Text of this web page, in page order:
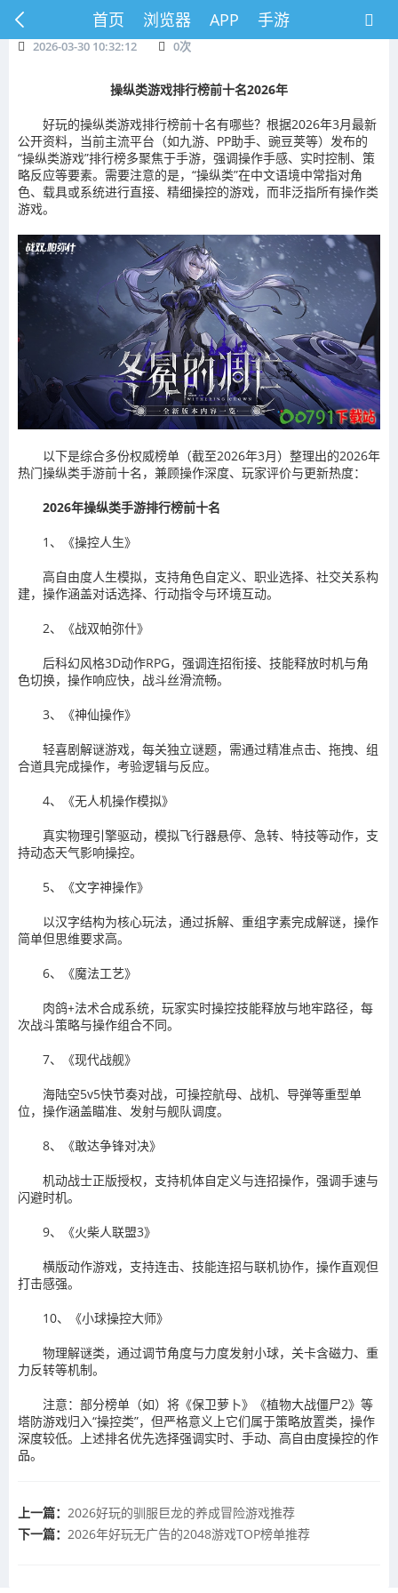
首页 浏览器 APP 手游
2026-03-30 10:32:12 0次
操纵类游戏排行榜前十名2026年
好玩的操纵类游戏排行榜前十名有哪些？根据2026年3月最新
公开资料，当前主流平台（如九游、PP助手、豌豆荚等）发布的
“操纵类游戏”排行榜多聚焦于‌手游‌，强调‌操作手感、实时控制、策
略反应‌等要素。需要注意的是，“操纵类”在中文语境中常指‌对角
色、载具或系统进行直接、精细操控‌的游戏，而非泛指所有操作类
游戏。
以下是综合多份权威榜单（截至2026年3月）整理出的‌2026年
热门操纵类手游前十名‌，兼顾操作深度、玩家评价与更新热度：
2026年操纵类手游排行榜前十名
‌1、《操控人生》‌
高自由度人生模拟，支持角色自定义、职业选择、社交关系构
建，操作涵盖对话选择、行动指令与环境互动。‌
‌2、《战双帕弥什》‌
后科幻风格3D动作RPG，强调连招衔接、技能释放时机与角
色切换，操作响应快，战斗丝滑流畅。‌
‌3、《神仙操作》‌
轻喜剧解谜游戏，每关独立谜题，需通过精准点击、拖拽、组
合道具完成操作，考验逻辑与反应。‌
‌4、《无人机操作模拟》‌
真实物理引擎驱动，模拟飞行器悬停、急转、特技等动作，支
持动态天气影响操控。‌
5、《文字神操作》‌
以汉字结构为核心玩法，通过拆解、重组字素完成解谜，操作
简单但思维要求高。‌
6、《魔法工艺》‌
肉鸽+法术合成系统，玩家实时操控技能释放与地牢路径，每
次战斗策略与操作组合不同。‌
7、《现代战舰》‌
海陆空5v5快节奏对战，可操控航母、战机、导弹等重型单
位，操作涵盖瞄准、发射与舰队调度。‌
‌8、《敢达争锋对决》‌
机动战士正版授权，支持机体自定义与连招操作，强调手速与
闪避时机。‌
9、《火柴人联盟3》‌
横版动作游戏，支持连击、技能连招与联机协作，操作直观但
打击感强。‌
‌10、《小球操控大师》‌
物理解谜类，通过调节角度与力度发射小球，关卡含磁力、重
力反转等机制。‌
注意：部分榜单（如‌）将《保卫萝卜》《植物大战僵尸2》等
塔防游戏归入“操控类”，但严格意义上它们属于‌策略放置类‌，操作
深度较低。上述排名优先选择‌强调实时、手动、高自由度操控‌的作
品。
上一篇： 2026好玩的驯服巨龙的养成冒险游戏推荐
下一篇： ‌2026年好玩无广告的2048游戏TOP榜单推荐‌